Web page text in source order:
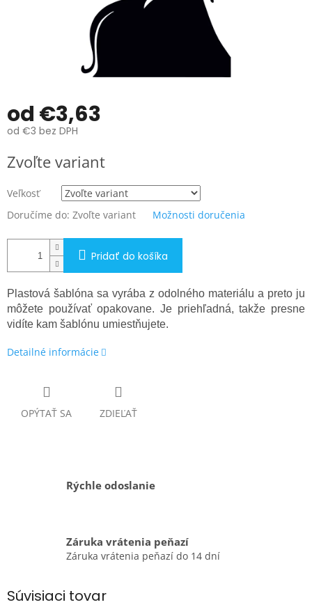
od €3,63
od €3 bez DPH
cena:
Zvoľte variant
Veľkosť
Doručíme do: Zvoľte variant Možnosti doručenia
Pridať do košíka
Plastová šablóna sa vyrába z odolného materiálu a preto ju
môžete používať opakovane. Je priehľadná, takže presne
vidíte kam šablónu umiestňujete.
Detailné informácie
OPÝTAŤ SA ZDIEĽAŤ
Rýchle odoslanie
Záruka vrátenia peňazí
Záruka vrátenia peňazí do 14 dní
Súvisiaci tovar